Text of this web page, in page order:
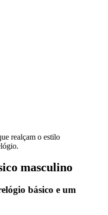
realçam o estilo
masculino
básico e um